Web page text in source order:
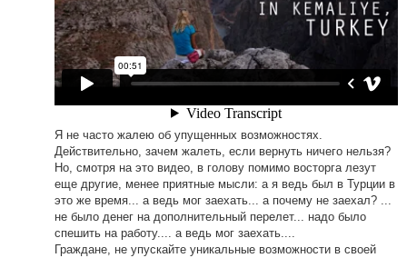
Я не часто жалею об упущенных возможностях.
Действительно, зачем жалеть, если вернуть ничего нельзя?
Но, смотря на это видео, в голову помимо восторга лезут
еще другие, менее приятные мысли: а я ведь был в Турции в
это же время... а ведь мог заехать... а почему не заехал? ...
не было денег на дополнительный перелет... надо было
спешить на работу.... а ведь мог заехать....
Граждане, не упускайте уникальные возможности в своей